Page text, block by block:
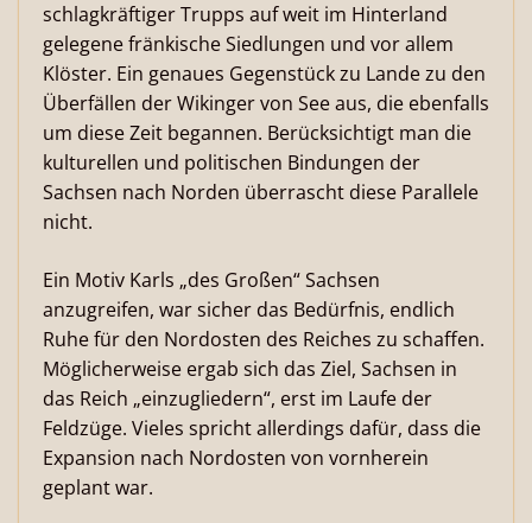
schlagkräftiger Trupps auf weit im Hinterland
gelegene fränkische Siedlungen und vor allem
Klöster. Ein genaues Gegenstück zu Lande zu den
Überfällen der Wikinger von See aus, die ebenfalls
um diese Zeit begannen. Berücksichtigt man die
kulturellen und politischen Bindungen der
Sachsen nach Norden überrascht diese Parallele
nicht.
Ein Motiv Karls „des Großen“ Sachsen
anzugreifen, war sicher das Bedürfnis, endlich
Ruhe für den Nordosten des Reiches zu schaffen.
Möglicherweise ergab sich das Ziel, Sachsen in
das Reich „einzugliedern“, erst im Laufe der
Feldzüge. Vieles spricht allerdings dafür, dass die
Expansion nach Nordosten von vornherein
geplant war.